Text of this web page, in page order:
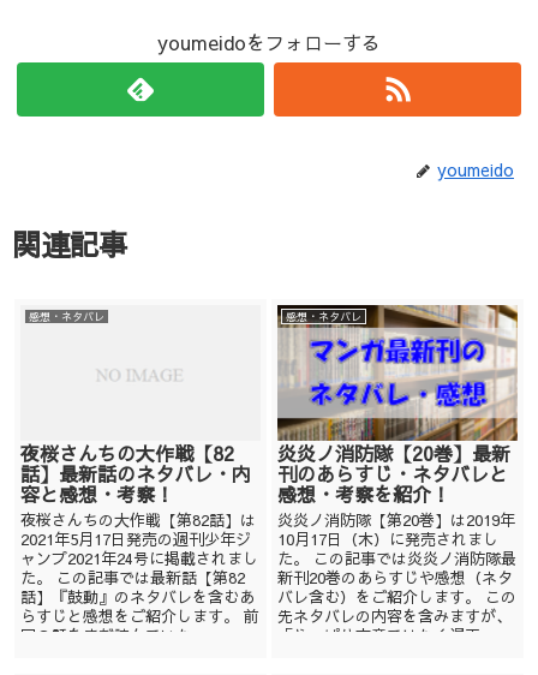
youmeidoをフォローする
youmeido
関連記事
感想・ネタバレ
夜桜さんちの大作戦【82
話】最新話のネタバレ・内
容と感想・考察！
夜桜さんちの大作戦【第82話】は
2021年5月17日発売の週刊少年ジ
ャンプ2021年24号に掲載されまし
た。 この記事では最新話【第82
話】『鼓動』のネタバレを含むあ
らすじと感想をご紹介します。 前
回の話をまだ読んでいな...
感想・ネタバレ
炎炎ノ消防隊【20巻】最新
刊のあらすじ・ネタバレと
感想・考察を紹介！
炎炎ノ消防隊【第20巻】は2019年
10月17日（木）に発売されまし
た。 この記事では炎炎ノ消防隊最
新刊20巻のあらすじや感想（ネタ
バレ含む）をご紹介します。 この
先ネタバレの内容を含みますが、
「やっぱり文章ではなく漫画...